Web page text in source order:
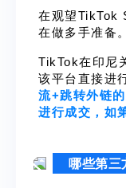
在观望TikTok
在做多手准备。
TikTok在印尼
该平台直接进
流+跳转外链
进行成交，如
哪些第三